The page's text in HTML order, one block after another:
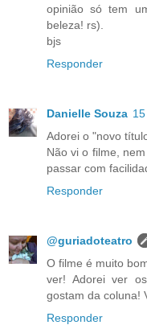
opinião só tem
beleza! rs).
bjs
Responder
Danielle Souza
Adorei o "novo
Não vi o filme,
passar com
Responder
@guriadoteatro
O filme é muito
ver! Adorei ver
gostam da coluna!
Responder